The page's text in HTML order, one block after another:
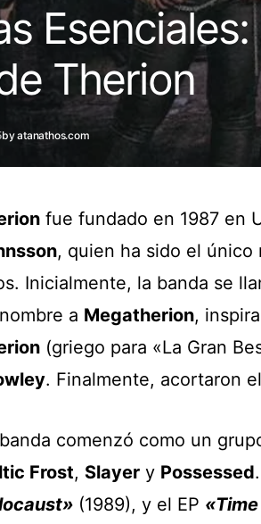
Therion
byatanathos.com
fue fundado en 1987 en
, quien ha sido el
Inicialmente, la banda se
a Megatherion,
(griego para «La Gran
. Finalmente, acortaron
comenzó como un
Frost, Slayer y Possessed
(1989), y el EP